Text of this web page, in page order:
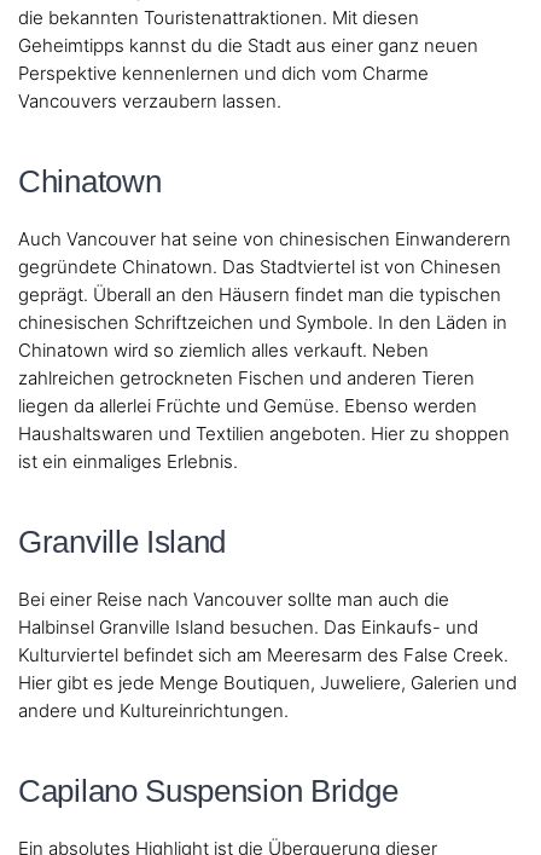
die bekannten Touristenattraktionen. Mit diesen
Geheimtipps kannst du die Stadt aus einer ganz neuen
Perspektive kennenlernen und dich vom Charme
Vancouvers verzaubern lassen.
Chinatown
Auch Vancouver hat seine von chinesischen Einwanderern
gegründete Chinatown. Das Stadtviertel ist von Chinesen
geprägt. Überall an den Häusern findet man die typischen
chinesischen Schriftzeichen und Symbole. In den Läden in
Chinatown wird so ziemlich alles verkauft. Neben
zahlreichen getrockneten Fischen und anderen Tieren
liegen da allerlei Früchte und Gemüse. Ebenso werden
Haushaltswaren und Textilien angeboten. Hier zu shoppen
ist ein einmaliges Erlebnis.
Granville Island
Bei einer Reise nach Vancouver sollte man auch die
Halbinsel Granville Island besuchen. Das Einkaufs- und
Kulturviertel befindet sich am Meeresarm des False Creek.
Hier gibt es jede Menge Boutiquen, Juweliere, Galerien und
andere und Kultureinrichtungen.
Capilano Suspension Bridge
Ein absolutes Highlight ist die Überquerung dieser